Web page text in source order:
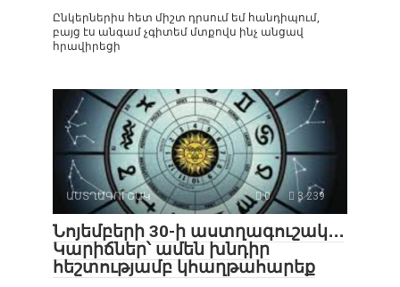
Ընկերներիս հետ միշտ դրսում եմ հանդիպում,
բայց էս անգամ չգիտեմ մտքովս ինչ անցավ
հրավիրեցի
ԱՍՏՂԱԳՈՒՇԱԿ 0 3 239
Նոյեմբերի 30-ի աստղագուշակ․․․
Կարիճներ՝ ամեն խնդիր
հեշտությամբ կհաղթահարեք